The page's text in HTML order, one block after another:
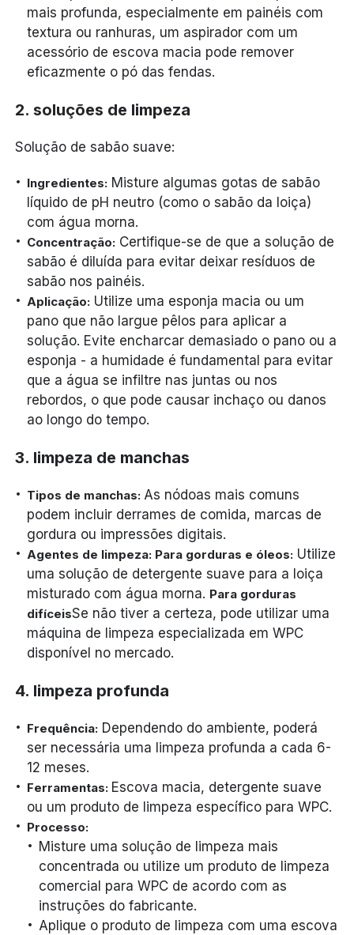
mais profunda, especialmente em painéis com
textura ou ranhuras, um aspirador com um
acessório de escova macia pode remover
eficazmente o pó das fendas.
2. soluções de limpeza
Solução de sabão suave:
Ingredientes: Misture algumas gotas de sabão
líquido de pH neutro (como o sabão da loiça)
com água morna.
Concentração: Certifique-se de que a solução de
sabão é diluída para evitar deixar resíduos de
sabão nos painéis.
Aplicação: Utilize uma esponja macia ou um
pano que não largue pêlos para aplicar a
solução. Evite encharcar demasiado o pano ou a
esponja - a humidade é fundamental para evitar
que a água se infiltre nas juntas ou nos
rebordos, o que pode causar inchaço ou danos
ao longo do tempo.
3. limpeza de manchas
Tipos de manchas: As nódoas mais comuns
podem incluir derrames de comida, marcas de
gordura ou impressões digitais.
Agentes de limpeza: Para gorduras e óleos: Utilize
uma solução de detergente suave para a loiça
misturado com água morna. Para gorduras
difíceisSe não tiver a certeza, pode utilizar uma
máquina de limpeza especializada em WPC
disponível no mercado.
4. limpeza profunda
Frequência: Dependendo do ambiente, poderá
ser necessária uma limpeza profunda a cada 6-
12 meses.
Ferramentas: Escova macia, detergente suave
ou um produto de limpeza específico para WPC.
Processo:
Misture uma solução de limpeza mais
concentrada ou utilize um produto de limpeza
comercial para WPC de acordo com as
instruções do fabricante.
Aplique o produto de limpeza com uma escova